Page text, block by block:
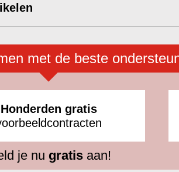
met de beste
Honderden gratis
je nu gratisaan!